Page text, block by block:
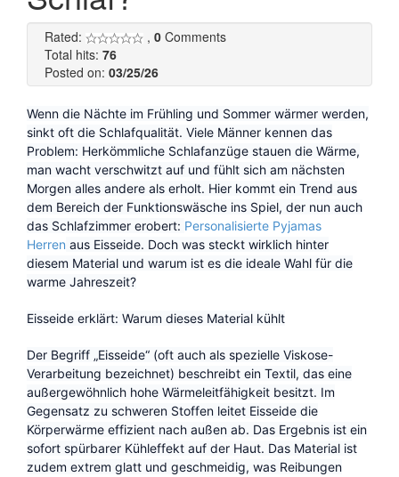
Rated: , 0 Comments
Total hits: 76
Posted on: 03/25/26
Wenn die Nächte im Frühling und Sommer wärmer werden,
sinkt oft die Schlafqualität. Viele Männer kennen das
Problem: Herkömmliche Schlafanzüge stauen die Wärme,
man wacht verschwitzt auf und fühlt sich am nächsten
Morgen alles andere als erholt. Hier kommt ein Trend aus
dem Bereich der Funktionswäsche ins Spiel, der nun auch
das Schlafzimmer erobert: Personalisierte Pyjamas
Herren aus Eisseide. Doch was steckt wirklich hinter
diesem Material und warum ist es die ideale Wahl für die
warme Jahreszeit?
Eisseide erklärt: Warum dieses Material kühlt
Der Begriff „Eisseide“ (oft auch als spezielle Viskose-
Verarbeitung bezeichnet) beschreibt ein Textil, das eine
außergewöhnlich hohe Wärmeleitfähigkeit besitzt. Im
Gegensatz zu schweren Stoffen leitet Eisseide die
Körperwärme effizient nach außen ab. Das Ergebnis ist ein
sofort spürbarer Kühleffekt auf der Haut. Das Material ist
zudem extrem glatt und geschmeidig, was Reibungen